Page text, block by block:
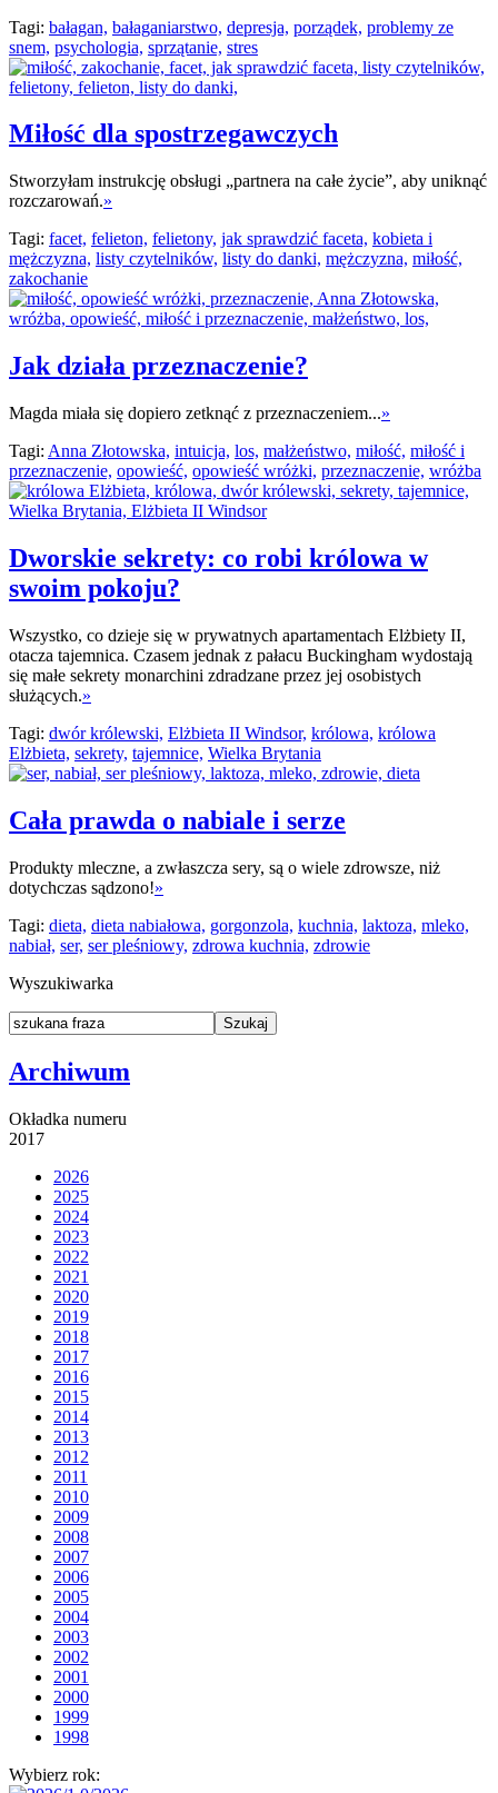
Tagi: bałagan, bałaganiarstwo, depresja, porządek, problemy ze
snem, psychologia, sprzątanie, stres
Miłość dla spostrzegawczych
Stworzyłam instrukcję obsługi „partnera na całe życie”, aby uniknąć
rozczarowań.»
Tagi: facet, felieton, felietony, jak sprawdzić faceta, kobieta i
mężczyzna, listy czytelników, listy do danki, mężczyzna, miłość,
zakochanie
Jak działa przeznaczenie?
Magda miała się dopiero zetknąć z przeznaczeniem...»
Tagi: Anna Złotowska, intuicja, los, małżeństwo, miłość, miłość i
przeznaczenie, opowieść, opowieść wróżki, przeznaczenie, wróżba
Dworskie sekrety: co robi królowa w
swoim pokoju?
Wszystko, co dzieje się w prywatnych apartamentach Elżbiety II,
otacza tajemnica. Czasem jednak z pałacu Buckingham wydostają
się małe sekrety monarchini zdradzane przez jej osobistych
służących.»
Tagi: dwór królewski, Elżbieta II Windsor, królowa, królowa
Elżbieta, sekrety, tajemnice, Wielka Brytania
Cała prawda o nabiale i serze
Produkty mleczne, a zwłaszcza sery, są o wiele zdrowsze, niż
dotychczas sądzono!»
Tagi: dieta, dieta nabiałowa, gorgonzola, kuchnia, laktoza, mleko,
nabiał, ser, ser pleśniowy, zdrowa kuchnia, zdrowie
Wyszukiwarka
Archiwum
Okładka numeru
2017
2026
2025
2024
2023
2022
2021
2020
2019
2018
2017
2016
2015
2014
2013
2012
2011
2010
2009
2008
2007
2006
2005
2004
2003
2002
2001
2000
1999
1998
Wybierz rok: